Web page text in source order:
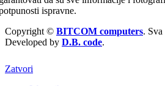
ispravne.
Copyright © BITCOM computers. Sva
Developed by D.B. code.
Zatvori